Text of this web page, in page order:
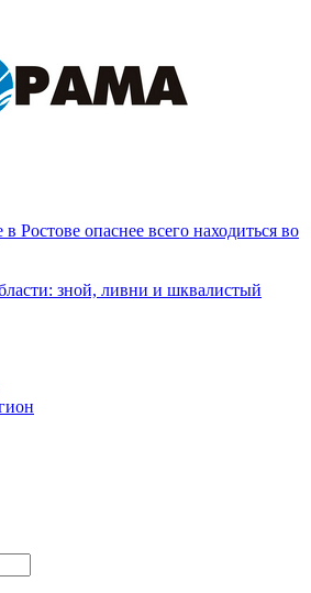
Ростове опаснее всего находиться во
зной, ливни и шквалистый